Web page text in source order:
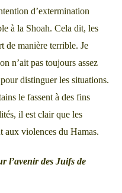
d’extermination
à la Shoah. Cela dit, les
de manière terrible. Je
n’ait pas toujours assez
distinguer les situations.
le fassent à des fins
il est clair que les
violences du Hamas.
l’avenir des Juifs de